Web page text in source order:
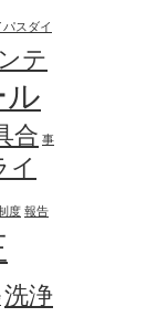
パスダイ
テ
ル
合 事
イ
度 報告
洗浄